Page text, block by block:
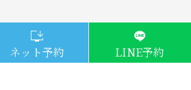
ネット予約 LINE予約